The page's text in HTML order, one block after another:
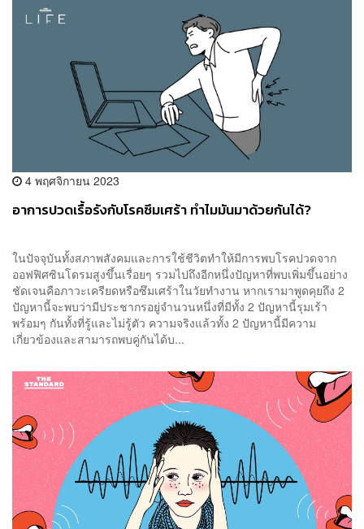
4 พฤศจิกายน 2023
อาการปวดเรื้อรังกับโรคซึมเศร้า ทำไมมันมาด้วยกันได้?
ในปัจจุบันทั้งสภาพสังคมและการใช้ชีวิตทำให้มีการพบโรคปวดจาก
ออฟฟิศซินโดรมสูงขึ้นเรื่อยๆ รวมไปถึงอีกหนึ่งปัญหาที่พบเพิ่มขึ้นอย่าง
ชัดเจนคือภาวะเครียดหรือซึมเศร้าในวัยทำงาน หากเรามาพูดคุยถึง 2
ปัญหานี้จะพบว่ามีประชากรอยู่จำนวนหนึ่งที่มีทั้ง 2 ปัญหานี้รุมเร้า
พร้อมๆ กันทั้งที่รู้และไม่รู้ตัว ความจริงแล้วทั้ง 2 ปัญหานี้มีความ
เกี่ยวข้องและสามารถพบคู่กันได้บ...